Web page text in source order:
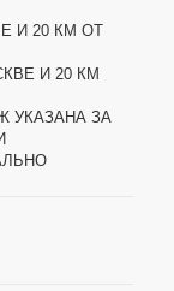
И 20 КМ ОТ
И 20 КМ
УКАЗАНА ЗА